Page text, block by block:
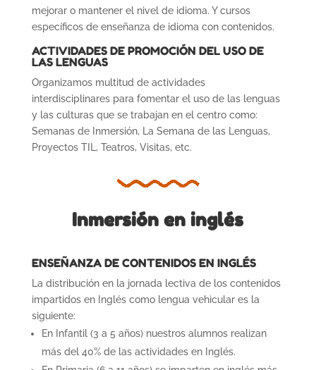
mejorar o mantener el nivel de idioma. Y cursos
específicos de enseñanza de idioma con contenidos.
ACTIVIDADES DE PROMOCIÓN DEL USO DE
LAS LENGUAS
Organizamos multitud de actividades
interdisciplinares para fomentar el uso de las lenguas
y las culturas que se trabajan en el centro como:
Semanas de Inmersión, La Semana de las Lenguas,
Proyectos TIL, Teatros, Visitas, etc.
Inmersión en inglés
ENSEÑANZA DE CONTENIDOS EN INGLÉS
La distribución en la jornada lectiva de los contenidos
impartidos en Inglés como lengua vehicular es la
siguiente:
En Infantil (3 a 5 años) nuestros alumnos realizan
más del 40% de las actividades en Inglés.